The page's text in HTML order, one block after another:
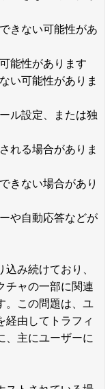
きない可能性があ
能性があります
い可能性がありま
ル設定、または独
れる場合がありま
きない場合があり
や自動応答などが
み続けており、
チャの一部に関連
。この問題は、ユ
経由してトラフィ
、主にユーザーに